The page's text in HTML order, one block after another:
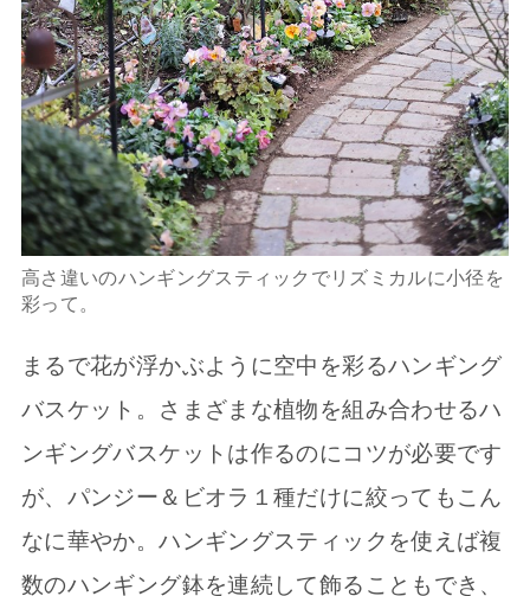
高さ違いのハンギングスティックでリズミカルに小径を
彩って。
まるで花が浮かぶように空中を彩るハンギング
バスケット。さまざまな植物を組み合わせるハ
ンギングバスケットは作るのにコツが必要です
が、パンジー＆ビオラ１種だけに絞ってもこん
なに華やか。ハンギングスティックを使えば複
数のハンギング鉢を連続して飾ることもでき、